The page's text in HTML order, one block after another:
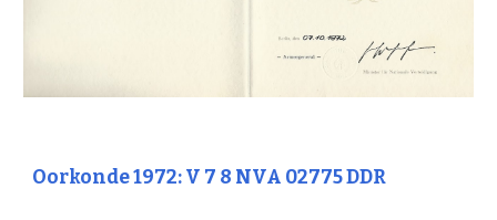
Oorkonde 1972: V 7 8 NVA 02775 DDR